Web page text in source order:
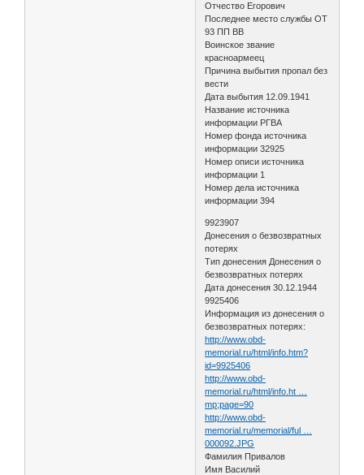
Отчество Егорович
Последнее место службы ОТ
93 ПП ВВ
Воинское звание
красноармеец
Причина выбытия пропал без
вести
Дата выбытия 12.09.1941
Название источника
информации РГВА
Номер фонда источника
информации 32925
Номер описи источника
информации 1
Номер дела источника
информации 394
9923907
Донесения о безвозвратных
потерях
Тип донесения Донесения о
безвозвратных потерях
Дата донесения 30.12.1944
9925406
Информация из донесения о
безвозвратных потерях:
http://www.obd-
memorial.ru/html/info.htm?
id=9925406
http://www.obd-
memorial.ru/html/info.ht …
mp;page=90
http://www.obd-
memorial.ru/memorial/ful …
000092.JPG
Фамилия Привалов
Имя Василий